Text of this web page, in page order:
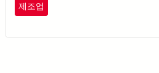
제조업